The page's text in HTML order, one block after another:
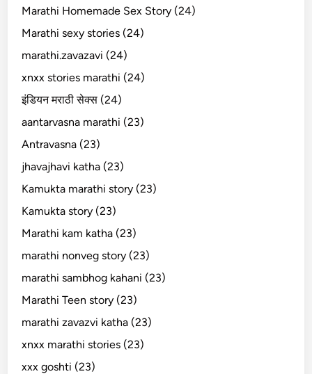
Marathi Homemade Sex Story (24)
Marathi sexy stories (24)
marathi.zavazavi (24)
xnxx stories marathi (24)
इंडियन मराठी सेक्स (24)
aantarvasna marathi (23)
Antravasna (23)
jhavajhavi katha (23)
Kamukta marathi story (23)
Kamukta story (23)
Marathi kam katha (23)
marathi nonveg story (23)
marathi sambhog kahani (23)
Marathi Teen story (23)
marathi zavazvi katha (23)
xnxx marathi stories (23)
xxx goshti (23)